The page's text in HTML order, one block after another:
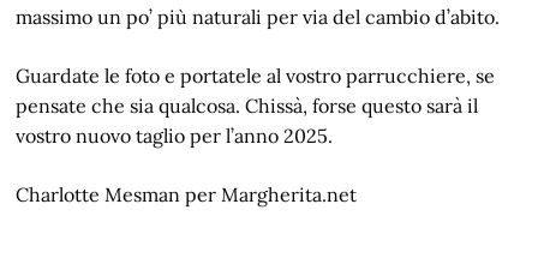
massimo un po’ più naturali per via del cambio d’abito.
Guardate le foto e portatele al vostro parrucchiere, se
pensate che sia qualcosa. Chissà, forse questo sarà il
vostro nuovo taglio per l’anno 2025.
Charlotte Mesman per Margherita.net